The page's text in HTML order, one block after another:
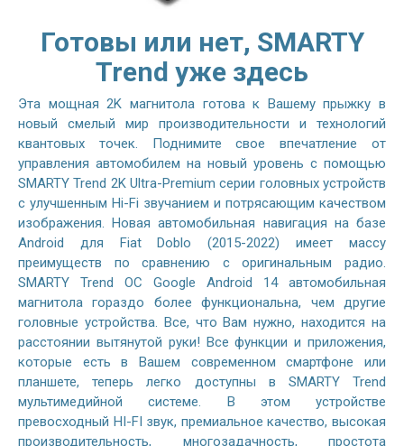
Готовы или нет, SMARTY
Trend уже здесь
Эта мощная 2K магнитола готова к Вашему прыжку в
новый смелый мир производительности и технологий
квантовых точек. Поднимите свое впечатление от
управления автомобилем на новый уровень с помощью
SMARTY Trend 2K Ultra-Premium серии головных устройств
с улучшенным Hi-Fi звучанием и потрясающим качеством
изображения. Новая автомобильная навигация на базе
Android для Fiat Doblo (2015-2022) имеет массу
преимуществ по сравнению с оригинальным радио.
SMARTY Trend ОС Google Android 14 автомобильная
магнитола гораздо более функциональна, чем другие
головные устройства. Все, что Вам нужно, находится на
расстоянии вытянутой руки! Все функции и приложения,
которые есть в Вашем современном смартфоне или
планшете, теперь легко доступны в SMARTY Trend
мультимедийной системе. В этом устройстве
превосходный HI-FI звук, премиальное качество, высокая
производительность, многозадачность, простота